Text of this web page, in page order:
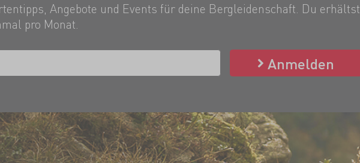
Angebote und Events für deine Bergleidenschaft. Du erhältst
pro Monat.
Anmelden